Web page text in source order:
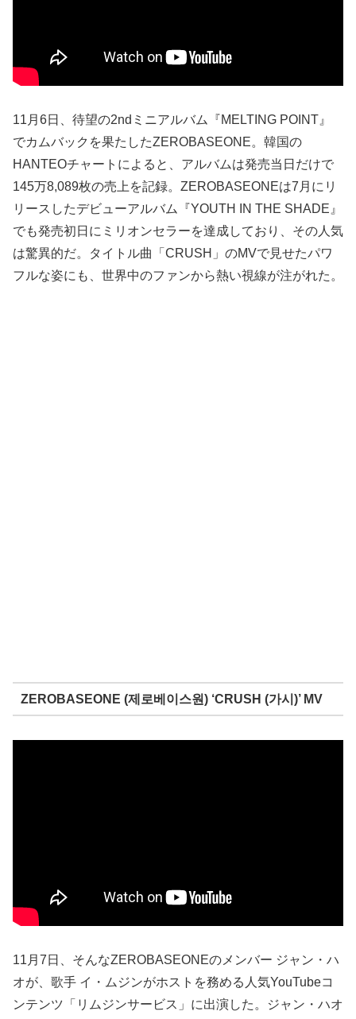
11月6日、待望の2ndミニアルバム『MELTING POINT』
でカムバックを果たしたZEROBASEONE。韓国の
HANTEOチャートによると、アルバムは発売当日だけで
145万8,089枚の売上を記録。ZEROBASEONEは7月にリ
リースしたデビューアルバム『YOUTH IN THE SHADE』
でも発売初日にミリオンセラーを達成しており、その人気
は驚異的だ。タイトル曲「CRUSH」のMVで見せたパワ
フルな姿にも、世界中のファンから熱い視線が注がれた。
ZEROBASEONE (제로베이스원) ‘CRUSH (가시)’ MV
11月7日、そんなZEROBASEONEのメンバー ジャン・ハ
オが、歌手 イ・ムジンがホストを務める人気YouTubeコ
ンテンツ「リムジンサービス」に出演した。ジャン・ハオ